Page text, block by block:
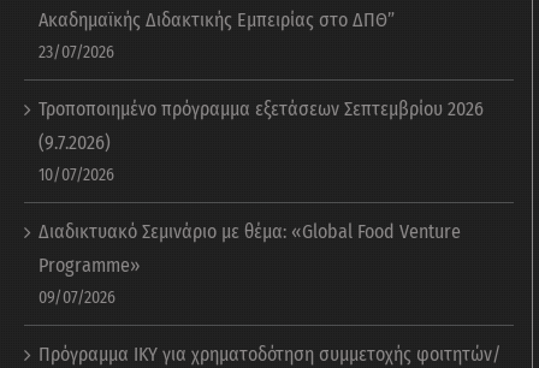
Ακαδημαϊκής Διδακτικής Εμπειρίας στο ΔΠΘ”
23/07/2026
Τροποποιημένο πρόγραμμα εξετάσεων Σεπτεμβρίου 2026
(9.7.2026)
10/07/2026
Διαδικτυακό Σεμινάριο με θέμα: «Global Food Venture
Programme»
09/07/2026
Πρόγραμμα ΙΚΥ για χρηματοδότηση συμμετοχής φοιτητών/